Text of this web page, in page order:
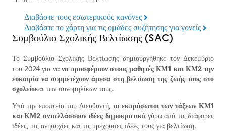
Διαβάστε τους εσωτερικούς κανόνες
Διαβάστε το χάρτη για τις ομάδες συζήτησης για γονείς
Συμβούλιο Σχολικής Βελτίωσης (SAC)
Το Συμβούλιο Σχολικής Βελτίωσης δημιουργήθηκε τον Δεκέμβριο
του 2024 για να να προσφέρουν στους μαθητές ΚΜ1 και ΚΜ2 την
ευκαιρία να συμμετέχουν άμεσα στη βελτίωση της ζωής τους στο
σχολείοκαι των συνομηλίκων τους.
Υπό την εποπτεία του Διευθυντή, οι εκπρόσωποι των τάξεων ΚΜ1
και ΚΜ2 ανταλλάσσουν ιδέες δημοκρατικάγύρω από τις διάφορες
ιδέες, τις ανησυχίες και τις τρέχουσες ιδέες τους για βελτίωση.